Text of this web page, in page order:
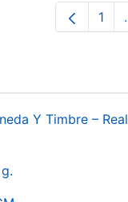
1
Y Timbre –